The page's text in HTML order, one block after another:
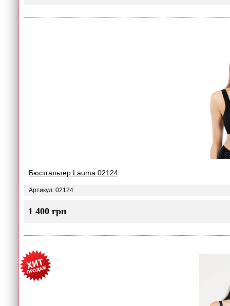
Бюстгальтер Lauma 02124
Артикул: 02124
1 400 грн